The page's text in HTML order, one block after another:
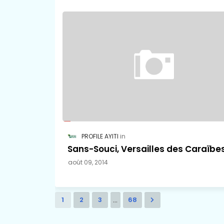
PROFILE AYITI
Sans-Souci, Versailles des
août 09, 2014
1 2 3 ... 68